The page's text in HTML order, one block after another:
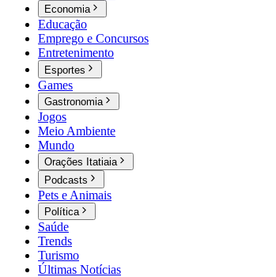
Economia
Educação
Emprego e Concursos
Entretenimento
Esportes
Games
Gastronomia
Jogos
Meio Ambiente
Mundo
Orações Itatiaia
Podcasts
Pets e Animais
Política
Saúde
Trends
Turismo
Últimas Notícias